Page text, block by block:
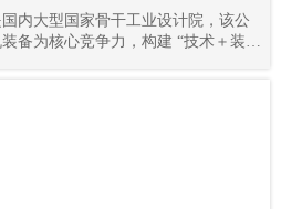
内大型国家骨干工业设计院，该公
备为核心竞争力，构建 “技术＋装